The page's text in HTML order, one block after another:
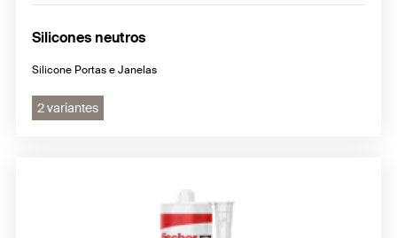
Silicones neutros
Silicone Portas e Janelas
2 variantes